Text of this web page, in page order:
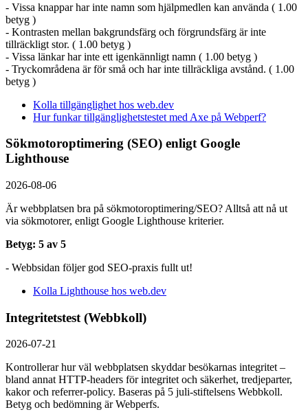
- Vissa knappar har inte namn som hjälpmedlen kan använda ( 1.00
betyg )
- Kontrasten mellan bakgrundsfärg och förgrundsfärg är inte
tillräckligt stor. ( 1.00 betyg )
- Vissa länkar har inte ett igenkännligt namn ( 1.00 betyg )
- Tryckområdena är för små och har inte tillräckliga avstånd. ( 1.00
betyg )
Kolla tillgänglighet hos web.dev
Hur funkar tillgänglighetstestet med Axe på Webperf?
Sökmotoroptimering (SEO) enligt Google
Lighthouse
2026-08-06
Är webbplatsen bra på sökmotoroptimering/SEO? Alltså att nå ut
via sökmotorer, enligt Google Lighthouse kriterier.
Betyg: 5 av 5
- Webbsidan följer god SEO-praxis fullt ut!
Kolla Lighthouse hos web.dev
Integritetstest (Webbkoll)
2026-07-21
Kontrollerar hur väl webbplatsen skyddar besökarnas integritet –
bland annat HTTP-headers för integritet och säkerhet, tredjeparter,
kakor och referrer-policy. Baseras på 5 juli-stiftelsens Webbkoll.
Betyg och bedömning är Webperfs.